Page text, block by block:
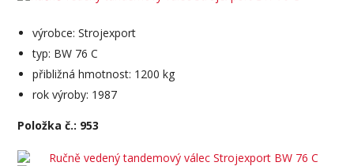
výrobce: Strojexport
typ: BW 76 C
přibližná hmotnost: 1200 kg
rok výroby: 1987
Položka č.: 953